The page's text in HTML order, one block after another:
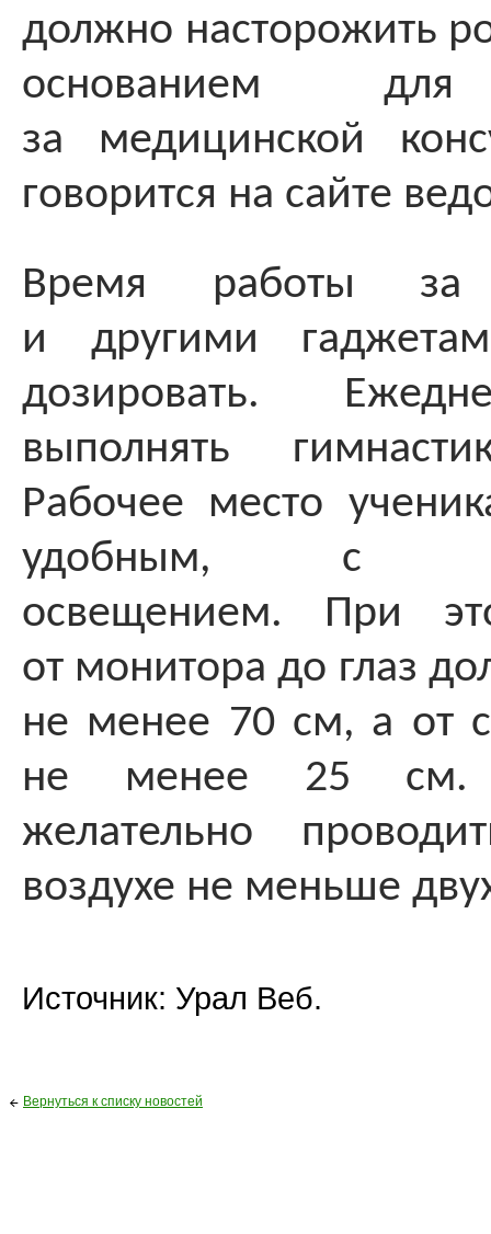
должно насторожить
основанием
за медицинской
говорится на сайте
Время работы за
и другими
дозировать.
выполнять
Рабочее место
удобным, с
освещением. При
от монитора до глаз
не менее 70 см, а от
не менее 25 см.
желательно
воздухе не меньше
Источник: Урал Веб.
Вернуться к списку новостей